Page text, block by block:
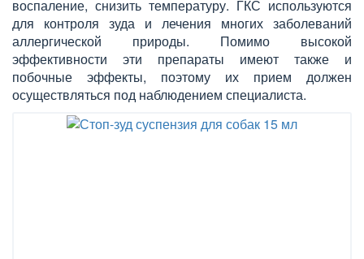
воспаление, снизить температуру. ГКС используются
для контроля зуда и лечения многих заболеваний
аллергической природы. Помимо высокой
эффективности эти препараты имеют также и
побочные эффекты, поэтому их прием должен
осуществляться под наблюдением специалиста.